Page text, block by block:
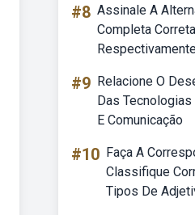
#8 Assinale A
Completa
#9 Relacione O
Das
E Comunicação
#10 Faça A
Classifique
Tipos De